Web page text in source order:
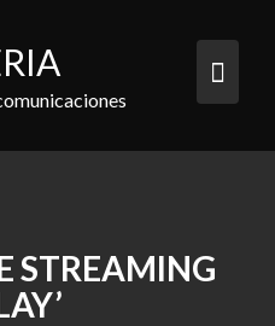
STREAMING